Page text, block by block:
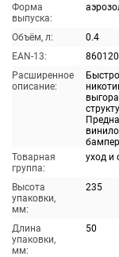
Форма
выпуска:
Объём, л:
0.4
EAN-13:
Расширенное
описание:
Товарная
группа:
уход и
Высота
упаковки,
мм:
235
Длина
упаковки,
мм:
50